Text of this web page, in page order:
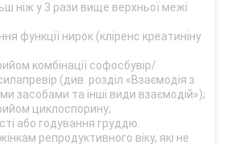
ніж у 3 рази вище верхньої межі
функції нирок (кліренс креатиніну
комбінації софосбувір/
(див. розділ «Взаємодія з
засобами та інші види взаємодій»);
циклоспорину;
або годування груддю.
репродуктивного віку, які не